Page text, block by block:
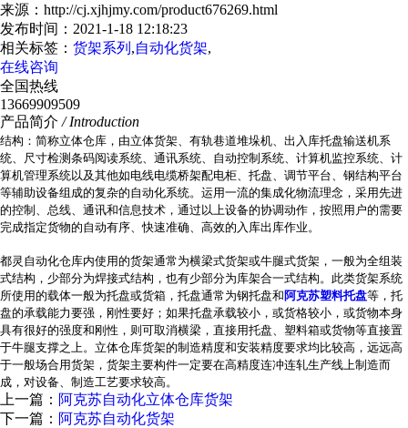
来源：http://cj.xjhjmy.com/product676269.html
发布时间：2021-1-18 12:18:23
相关标签： 货架系列 ,自动化货架,
在线咨询
全国热线
13669909509
产品简介 / Introduction
结构：简称立体仓库，由立体货架、有轨巷道堆垛机、出入库托盘输送机系
统、尺寸检测条码阅读系统、通讯系统、自动控制系统、计算机监控系统、计
算机管理系统以及其他如电线电缆桥架配电柜、托盘、调节平台、钢结构平台
等辅助设备组成的复杂的自动化系统。运用一流的集成化物流理念，采用先进
的控制、总线、通讯和信息技术，通过以上设备的协调动作，按照用户的需要
完成指定货物的自动有序、快速准确、高效的入库出库作业。
都灵自动化仓库内使用的货架通常为横梁式货架或牛腿式货架，一般为全组装
式结构，少部分为焊接式结构，也有少部分为库架合一式结构。此类货架系统
所使用的载体一般为托盘或货箱，托盘通常为钢托盘和阿克苏塑料托盘等，托
盘的承载能力要强，刚性要好；如果托盘承载较小，或货格较小，或货物本身
具有很好的强度和刚性，则可取消横梁，直接用托盘、塑料箱或货物等直接置
于牛腿支撑之上。立体仓库货架的制造精度和安装精度要求均比较高，远远高
于一般场合用货架，货架主要构件一定要在高精度连冲连轧生产线上制造而
成，对设备、制造工艺要求较高。
上一篇： 阿克苏自动化立体仓库货架
下一篇： 阿克苏自动化货架